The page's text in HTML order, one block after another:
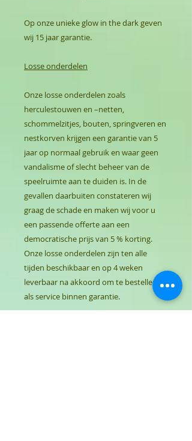
Op onze unieke glow in the dark geven
wij 15 jaar garantie.
Losse onderdelen
Onze losse onderdelen zoals
herculestouwen en –netten,
schommelzitjes, bouten, springveren en
nestkorven krijgen een garantie van 5
jaar op normaal gebruik en waar geen
vandalisme of slecht beheer van de
speelruimte aan te duiden is. In de
gevallen daarbuiten constateren wij
graag de schade en maken wij voor u
een passende offerte aan een
democratische prijs van 5 % korting.
Onze losse onderdelen zijn ten alle
tijden beschikbaar en op 4 weken
leverbaar na akkoord om te bestellen of
als service binnen garantie.